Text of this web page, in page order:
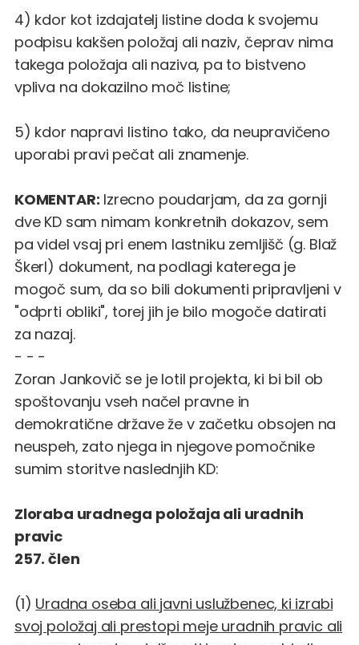
4) kdor kot izdajatelj listine doda k svojemu
podpisu kakšen položaj ali naziv, čeprav nima
takega položaja ali naziva, pa to bistveno
vpliva na dokazilno moč listine;
5) kdor napravi listino tako, da neupravičeno
uporabi pravi pečat ali znamenje.
KOMENTAR: Izrecno poudarjam, da za gornji
dve KD sam nimam konkretnih dokazov, sem
pa videl vsaj pri enem lastniku zemljišč (g. Blaž
Škerl) dokument, na podlagi katerega je
mogoč sum, da so bili dokumenti pripravljeni v
"odprti obliki", torej jih je bilo mogoče datirati
za nazaj.
- - -
Zoran Jankovič se je lotil projekta, ki bi bil ob
spoštovanju vseh načel pravne in
demokratične države že v začetku obsojen na
neuspeh, zato njega in njegove pomočnike
sumim storitve naslednjih KD:
Zloraba uradnega položaja ali uradnih
pravic
257. člen
(1) Uradna oseba ali javni uslužbenec, ki izrabi
svoj položaj ali prestopi meje uradnih pravic ali